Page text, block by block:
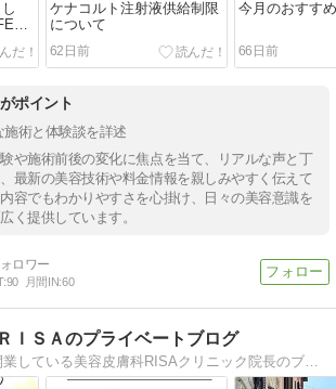
ケナコルト注射液供給制限
について
62日前
今月のおすす
66日前
ポイント
施術と体験談を詳述
や施術前後の変化に焦点を当て、リアルな声と丁
最新の美容技術や料金情報を親しみやすく伝えて
容でもわかりやすさを心掛け、日々の美容意識を
く提供しています。
90 月間IN:60
ＩＳＡのプライベートブログ
大阪府堺市で開業している美容皮膚科RISAクリニック院長のブログです。美容・ファッション・食べることが大好きです！